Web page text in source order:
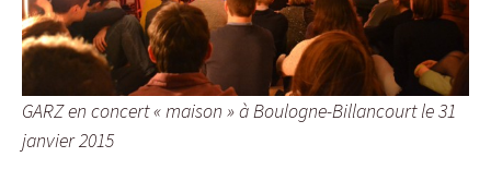
GARZ en concert « maison » à Boulogne-Billancourt le 31
janvier 2015